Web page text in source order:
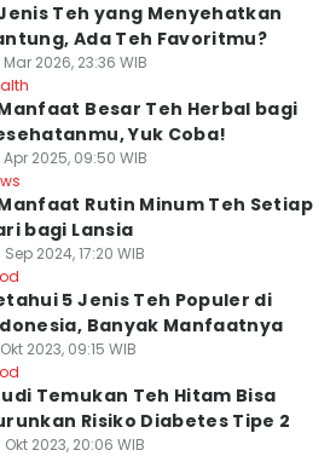
Teh yang Menyehatkan
Ada Teh Favoritmu?
2026, 23:36 WIB
Besar Teh Herbal bagi
Yuk Coba!
Apr 2025, 09:50 WIB
Rutin Minum Teh Setiap
bagi Lansia
Sep 2024, 17:20 WIB
5 Jenis Teh Populer di
Banyak Manfaatnya
2023, 09:15 WIB
Temukan Teh Hitam Bisa
Risiko Diabetes Tipe 2
Okt 2023, 20:06 WIB